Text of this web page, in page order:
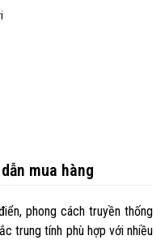
mua hàng
phong cách truyền thống
trung tính phù hợp với nhiều